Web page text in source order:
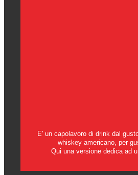
E' un capolavoro di drink dal
whiskey americano, per
Qui una versione dedica ad